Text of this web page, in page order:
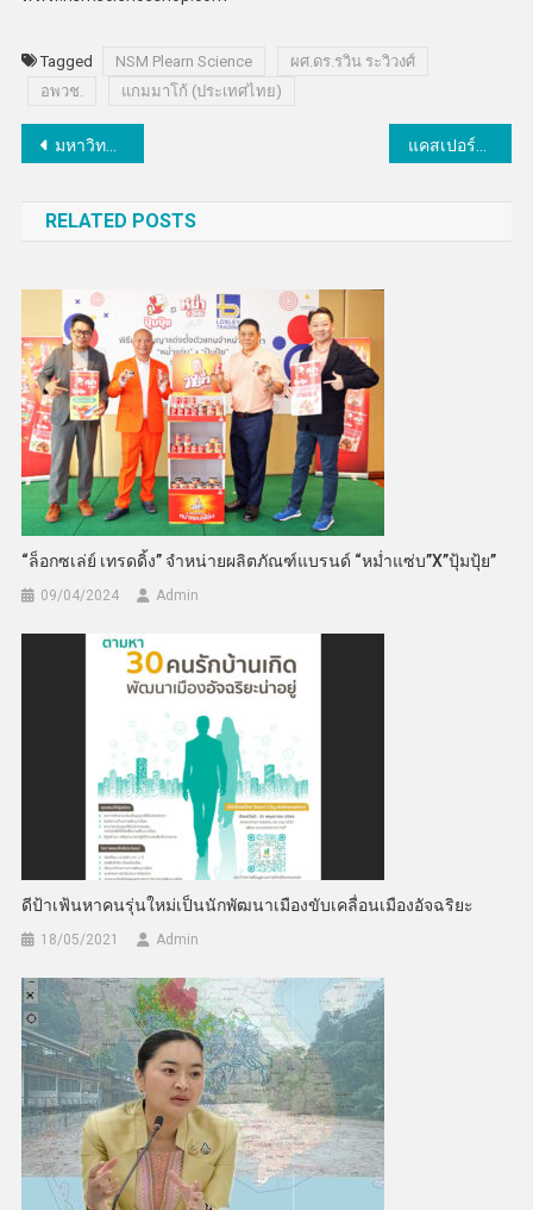
Tagged NSM Plearn Science
ผศ.ดร.รวิน ระวิวงศ์
อพวช.
แกมมาโก้ (ประเทศไทย)
แนะแนว
มหาวิทยาลัยศรีปทุมชูหลักสูตรรองรับยุคดิจิทัล 5G เต็มรูปแบบโชว์ 3 นวัตกรรม IoT แก้ปัญหาสังคม แคสเปอร์สกี้แนะวิธีป้องกันข้อมูลลูกค้าอีคอมเมิร์ซรั่วไหล
RELATED POSTS
“ล็อกซเล่ย์ เทรดดิ้ง” จำหน่ายผลิตภัณฑ์แบรนด์ “หม่ำแซ่บ”X”ปุ้มปุ้ย”
09/04/2024 Admin
ดีป้าเฟ้นหาคนรุ่นใหม่เป็นนักพัฒนาเมืองขับเคลื่อนเมืองอัจฉริยะ
18/05/2021 Admin